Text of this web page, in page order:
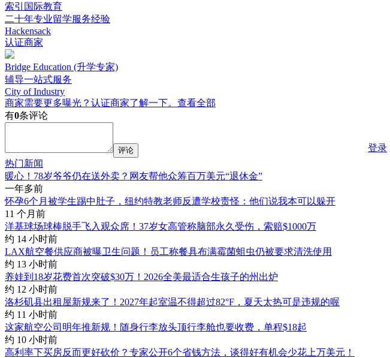
索引国际教育
二十年专业留学服务经验
Hackensack
认证商家
Bridge Education (升学专家)
辅导一站式服务
City of Industry
商家需要更多曝光？认证商家了解一下。 查看全部
有0条评论
登录
评论
热门新闻
暖心！78岁爷爷仍在送外卖？网友帮他众筹百万美元“退休金”
一年多前
怀孕6个月被学生踢中肚子，纽约特教老师反遭学校责怪：他们说我本可以躲开
11 个月前
洋基球场球棒脱手飞入观众席！37岁女高管称脑部永久受伤，索赔$1000万
约 14 小时前
LAX航空餐供应商被曝卫生问题！员工称餐具布满霉菌蛆虫仍被要求清洗使用
约 13 小时前
养娃到18岁花费首次突破$30万！2026全美最适合生孩子的州出炉
约 12 小时前
洛杉矶县出租屋新规来了！2027年起室温不得超过82°F，夏天太热可是违规的喔
约 11 小时前
这家航空公司明年推新规！随身行李放头顶行李舱也要收费，单程$18起
约 10 小时前
高利率下买房反而更好砍价？专家公开6个省钱方法，谈得好有机会少花上万美元！